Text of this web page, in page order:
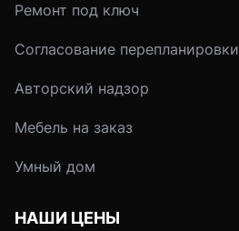
Ремонт под ключ
Согласование перепланировки
Авторский надзор
Мебель на заказ
Умный дом
НАШИ ЦЕНЫ